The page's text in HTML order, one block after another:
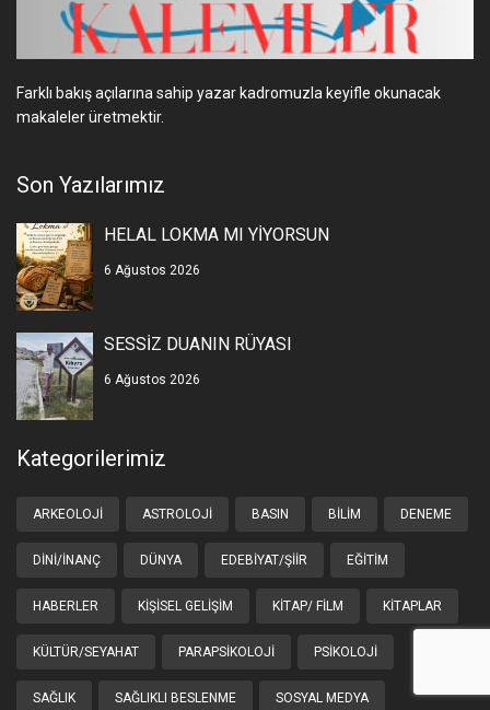
Farklı bakış açılarına sahip yazar kadromuzla keyifle okunacak
makaleler üretmektir.
Son Yazılarımız
HELAL LOKMA MI YİYORSUN
6 Ağustos 2026
SESSİZ DUANIN RÜYASI
6 Ağustos 2026
Kategorilerimiz
ARKEOLOJI ASTROLOJI BASIN BILIM DENEME
DINI/İNANÇ DÜNYA EDEBIYAT/ŞIIR EĞITIM
HABERLER KIŞISEL GELIŞIM KITAP/ FILM KITAPLAR
KÜLTÜR/SEYAHAT PARAPSIKOLOJI PSIKOLOJI
SAĞLIK SAĞLIKLI BESLENME SOSYAL MEDYA